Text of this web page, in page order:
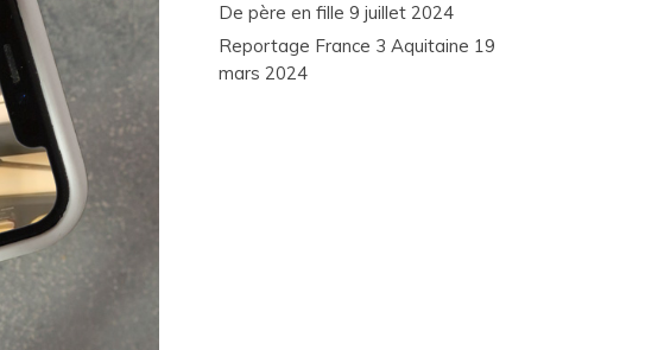
De père en fille 9 juillet 2024
Reportage France 3 Aquitaine 19
mars 2024